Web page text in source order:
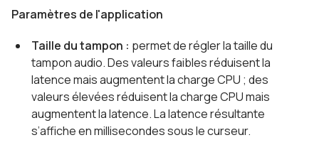
Paramètres de l'application
Taille du tampon : permet de régler la taille du
tampon audio. Des valeurs faibles réduisent la
latence mais augmentent la charge CPU ; des
valeurs élevées réduisent la charge CPU mais
augmentent la latence. La latence résultante
s’affiche en millisecondes sous le curseur.